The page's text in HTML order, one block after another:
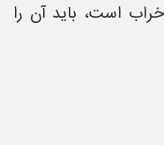
است، باید آن را